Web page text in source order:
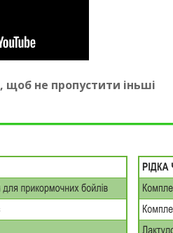
, щоб не пропустити iньшi